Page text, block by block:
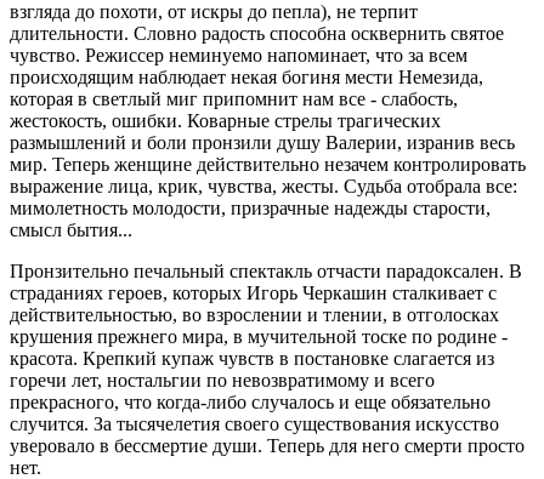
взгляда до похоти, от искры до пепла), не терпит
длительности. Словно радость способна осквернить святое
чувство. Режиссер неминуемо напоминает, что за всем
происходящим наблюдает некая богиня мести Немезида,
которая в светлый миг припомнит нам все - слабость,
жестокость, ошибки. Коварные стрелы трагических
размышлений и боли пронзили душу Валерии, изранив весь
мир. Теперь женщине действительно незачем контролировать
выражение лица, крик, чувства, жесты. Судьба отобрала все:
мимолетность молодости, призрачные надежды старости,
смысл бытия...
Пронзительно печальный спектакль отчасти парадоксален. В
страданиях героев, которых Игорь Черкашин сталкивает с
действительностью, во взрослении и тлении, в отголосках
крушения прежнего мира, в мучительной тоске по родине -
красота. Крепкий купаж чувств в постановке слагается из
горечи лет, ностальгии по невозвратимому и всего
прекрасного, что когда-либо случалось и еще обязательно
случится. За тысячелетия своего существования искусство
уверовало в бессмертие души. Теперь для него смерти просто
нет.